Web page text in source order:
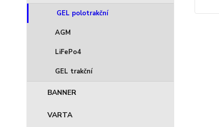
GEL polotrakční
AGM
LiFePo4
GEL trakční
BANNER
VARTA